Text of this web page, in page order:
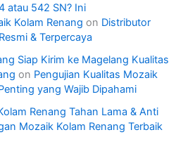
atau 542 SN? Ini
Kolam Renang on Distributor
& Terpercaya
Siap Kirim ke Magelang Kualitas
on Pengujian Kualitas Mozaik
yang Wajib Dipahami
Renang Tahan Lama & Anti
Mozaik Kolam Renang Terbaik